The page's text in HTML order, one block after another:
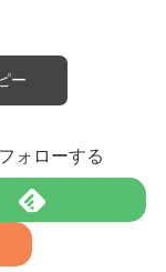
ー
ォローする